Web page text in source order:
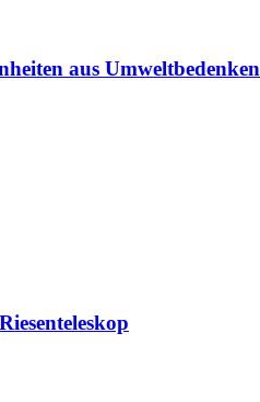
aus Umweltbedenken